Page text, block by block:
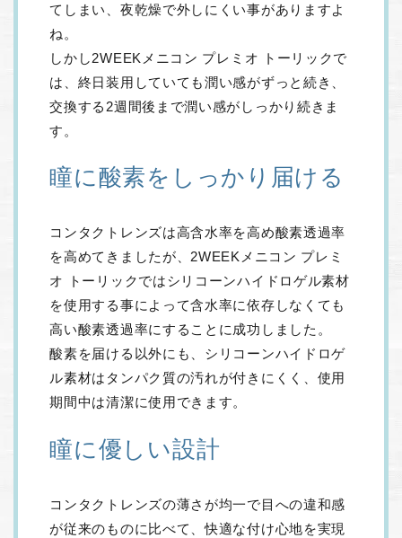
てしまい、夜乾燥で外しにくい事がありますよ
ね。
しかし2WEEKメニコン プレミオ トーリックで
は、終日装用していても潤い感がずっと続き、
交換する2週間後まで潤い感がしっかり続きま
す。
瞳に酸素をしっかり届ける
コンタクトレンズは高含水率を高め酸素透過率
を高めてきましたが、2WEEKメニコン プレミ
オ トーリックではシリコーンハイドロゲル素材
を使用する事によって含水率に依存しなくても
高い酸素透過率にすることに成功しました。
酸素を届ける以外にも、シリコーンハイドロゲ
ル素材はタンパク質の汚れが付きにくく、使用
期間中は清潔に使用できます。
瞳に優しい設計
コンタクトレンズの薄さが均一で目への違和感
が従来のものに比べて、快適な付け心地を実現